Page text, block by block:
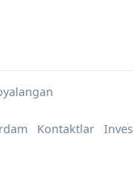
Kontaktlar